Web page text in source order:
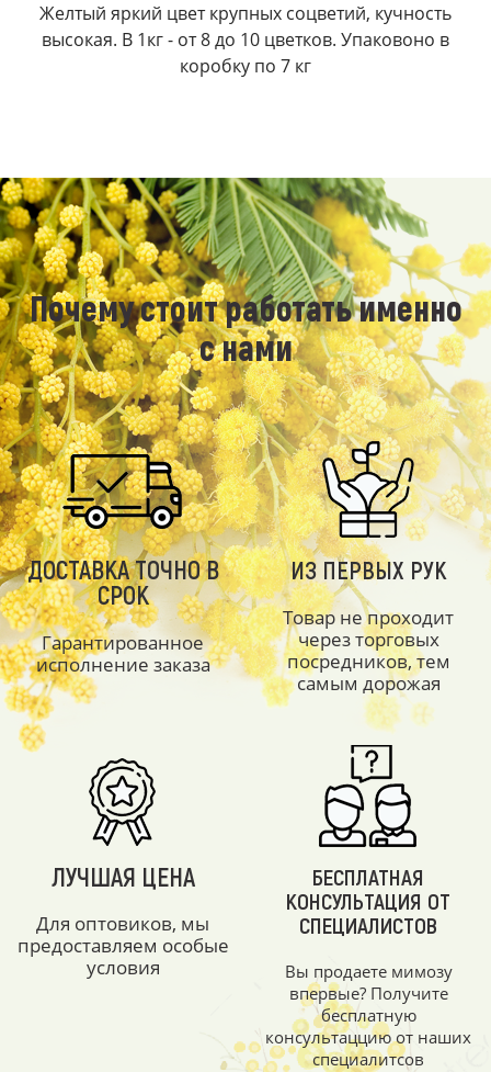
Желтый яркий цвет крупных соцветий, кучность
высокая. В 1кг - от 8 до 10 цветков. Упаковоно в
коробку по 7 кг
Почему стоит работать именно
с нами
ДОСТАВКА ТОЧНО В
СРОК
Гарантированное
исполнение заказа
ИЗ ПЕРВЫХ РУК
Товар не проходит
через торговых
посредников, тем
самым дорожая
ЛУЧШАЯ ЦЕНА
Для оптовиков, мы
предоставляем особые
условия
БЕСПЛАТНАЯ
КОНСУЛЬТАЦИЯ ОТ
СПЕЦИАЛИСТОВ
Вы продаете мимозу
впервые? Получите
бесплатную
консультаццию от наших
специалитсов